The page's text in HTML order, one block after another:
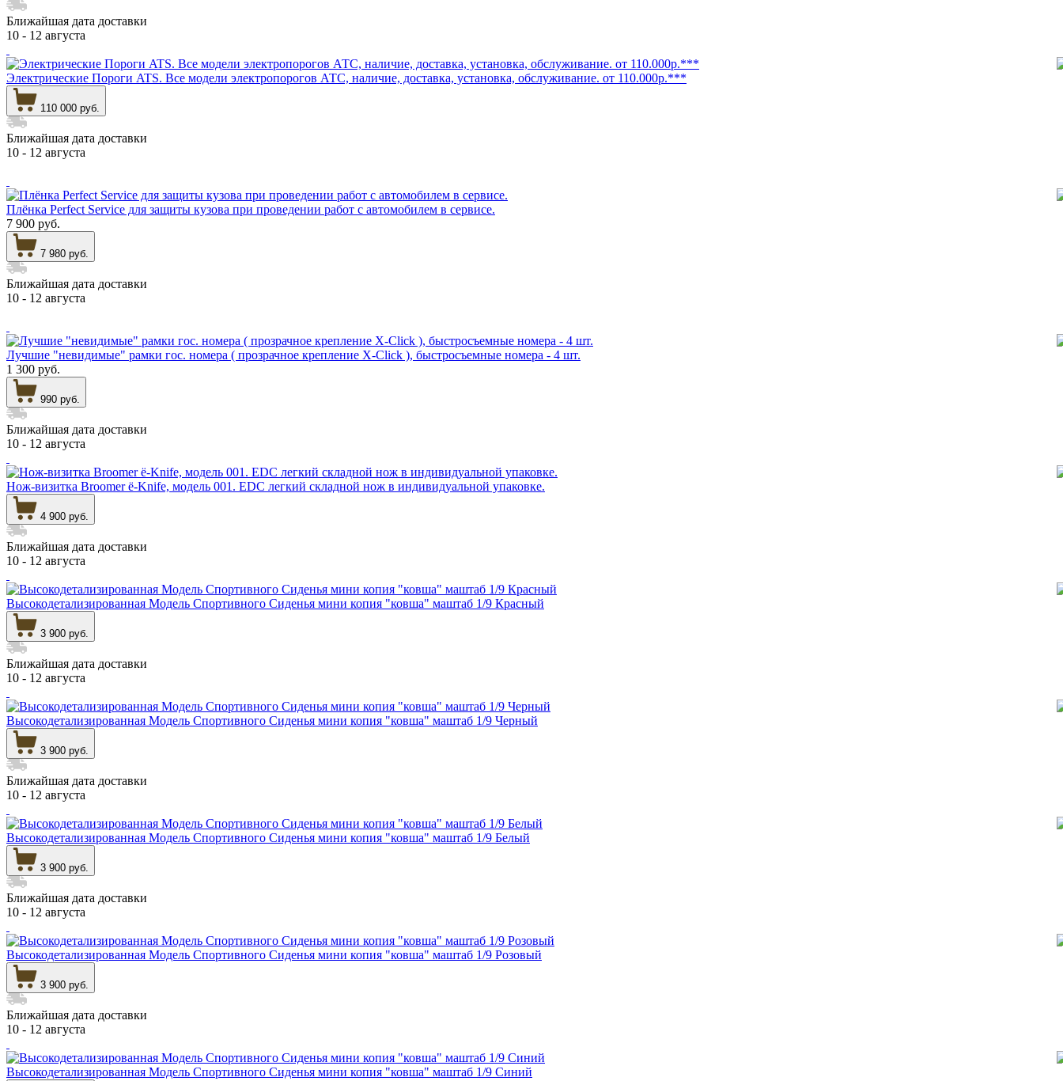
Ближайшая дата доставки
10 - 12 августа
Электрические Пороги ATS. Все модели электропорогов АТС, наличие, доставка, установка, обслуживание. от 110.000р.***
110 000 руб.
Ближайшая дата доставки
10 - 12 августа
Плёнка Perfect Service для защиты кузова при проведении работ с автомобилем в сервисе.
7 900 руб.
7 980 руб.
Ближайшая дата доставки
10 - 12 августа
Лучшие "невидимые" рамки гос. номера ( прозрачное крепление X-Click ), быстросъемные номера - 4 шт.
1 300 руб.
990 руб.
Ближайшая дата доставки
10 - 12 августа
Нож-визитка Broomer ё-Knife, модель 001. EDC легкий складной нож в индивидуальной упаковке.
4 900 руб.
Ближайшая дата доставки
10 - 12 августа
Высокодетализированная Модель Спортивного Сиденья мини копия "ковша" маштаб 1/9 Красный
3 900 руб.
Ближайшая дата доставки
10 - 12 августа
Высокодетализированная Модель Спортивного Сиденья мини копия "ковша" маштаб 1/9 Черный
3 900 руб.
Ближайшая дата доставки
10 - 12 августа
Высокодетализированная Модель Спортивного Сиденья мини копия "ковша" маштаб 1/9 Белый
3 900 руб.
Ближайшая дата доставки
10 - 12 августа
Высокодетализированная Модель Спортивного Сиденья мини копия "ковша" маштаб 1/9 Розовый
3 900 руб.
Ближайшая дата доставки
10 - 12 августа
Высокодетализированная Модель Спортивного Сиденья мини копия "ковша" маштаб 1/9 Синий